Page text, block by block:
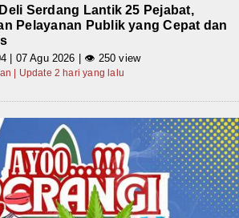
Serdang Lantik 25 Pejabat,
Pelayanan Publik yang Cepat dan
| 07 Agu 2026 | 👁 250 view
| Update 2 hari yang lalu